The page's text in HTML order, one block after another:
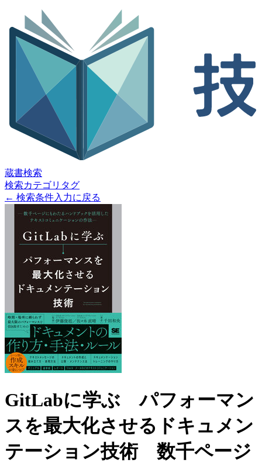
蔵書検索
検索カテゴリ タグ
← 検索条件入力に戻る
GitLabに学ぶ パフォーマン
スを最大化させるドキュメン
テーション技術 数千ページ